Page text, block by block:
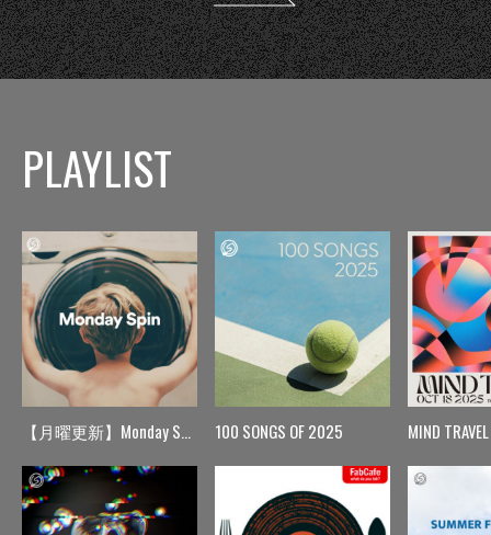
PLAYLIST
【月曜更新】Monday Spin 100 SONGS OF 2025 MIND TRAVEL